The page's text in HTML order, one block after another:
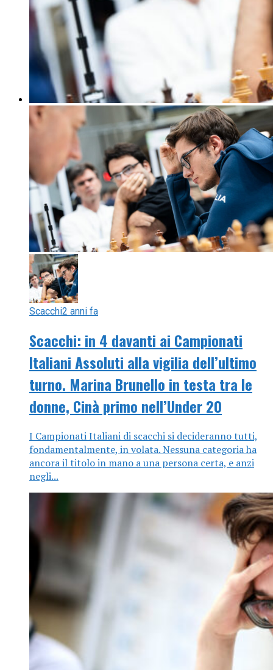
Scacchi2 anni fa
Scacchi: in 4 davanti ai Campionati
Italiani Assoluti alla vigilia dell’ultimo
turno. Marina Brunello in testa tra le
donne, Cinà primo nell’Under 20
I Campionati Italiani di scacchi si decideranno tutti,
fondamentalmente, in volata. Nessuna categoria ha
ancora il titolo in mano a una persona certa, e anzi
negli...